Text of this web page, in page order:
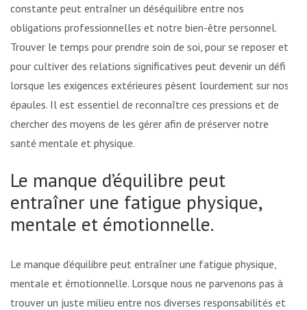
constante peut entraîner un déséquilibre entre nos
obligations professionnelles et notre bien-être personnel.
Trouver le temps pour prendre soin de soi, pour se reposer et
pour cultiver des relations significatives peut devenir un défi
lorsque les exigences extérieures pèsent lourdement sur nos
épaules. Il est essentiel de reconnaître ces pressions et de
chercher des moyens de les gérer afin de préserver notre
santé mentale et physique.
Le manque d’équilibre peut
entraîner une fatigue physique,
mentale et émotionnelle.
Le manque d’équilibre peut entraîner une fatigue physique,
mentale et émotionnelle. Lorsque nous ne parvenons pas à
trouver un juste milieu entre nos diverses responsabilités et